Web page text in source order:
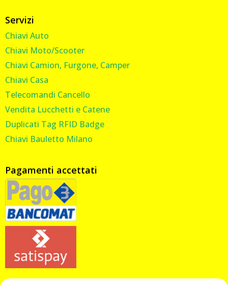
Servizi
Chiavi Auto
Chiavi Moto/Scooter
Chiavi Camion, Furgone, Camper
Chiavi Casa
Telecomandi Cancello
Vendita Lucchetti e Catene
Duplicati Tag RFID Badge
Chiavi Bauletto Milano
Pagamenti accettati